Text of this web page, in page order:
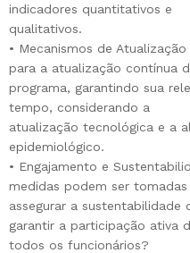
indicadores quantitativos e
qualitativos.
• Mecanismos de
para a atualização contínua
programa, garantindo sua
tempo, considerando a
atualização tecnológica e a
epidemiológico.
• Engajamento e
medidas podem ser tomadas
assegurar a
garantir a participação ativa
todos os funcionários?